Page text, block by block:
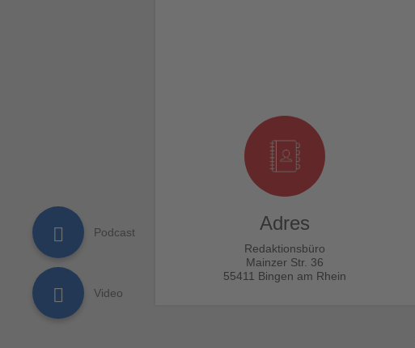
Adres
Redaktionsbüro
Mainzer Str. 36
55411 Bingen am Rhein